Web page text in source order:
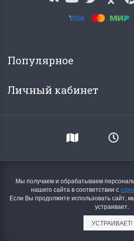
Популярное
Личный кабинет
Мы получаем и обрабатываем
нашего сайта в соответствии с
Если Вы продолжите использовать сайт,
устраивает.
УСТРАИВАЕТ!